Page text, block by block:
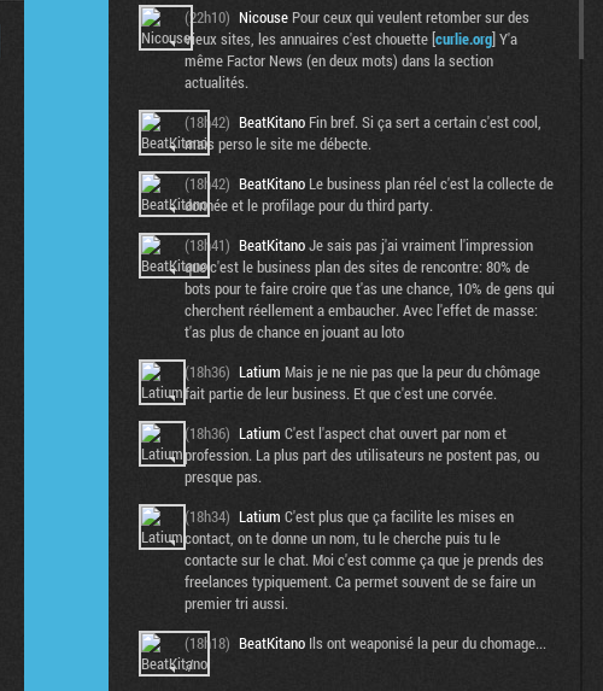
(22h10) Nicouse Pour ceux qui veulent retomber sur des
vieux sites, les annuaires c'est chouette [curlie.org] Y'a
même Factor News (en deux mots) dans la section
actualités.
(18h42) BeatKitano Fin bref. Si ça sert a certain c'est cool,
mais perso le site me débecte.
(18h42) BeatKitano Le business plan réel c'est la collecte de
donnée et le profilage pour du third party.
(18h41) BeatKitanoJe sais pas j'ai vraiment l'impression
que c'est le business plan des sites de rencontre: 80% de
bots pour te faire croire que t'as une chance, 10% de gens qui
cherchent réellement a embaucher. Avec l'effet de masse:
t'as plus de chance en jouant au loto
(18h36) Latium Mais je ne nie pas que la peur du chômage
fait partie de leur business. Et que c'est une corvée.
(18h36) Latium C'est l'aspect chat ouvert par nom et
profession. La plus part des utilisateurs ne postent pas, ou
presque pas.
(18h34) Latium C'est plus que ça facilite les mises en
contact, on te donne un nom, tu le cherche puis tu le
contacte sur le chat. Moi c'est comme ça que je prends des
freelances typiquement. Ca permet souvent de se faire un
premier tri aussi.
(18h18) BeatKitano Ils ont weaponisé la peur du chomage...
:/